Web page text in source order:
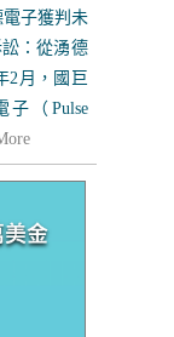
子獲判未
：從湧德
2月，國巨
（Pulse